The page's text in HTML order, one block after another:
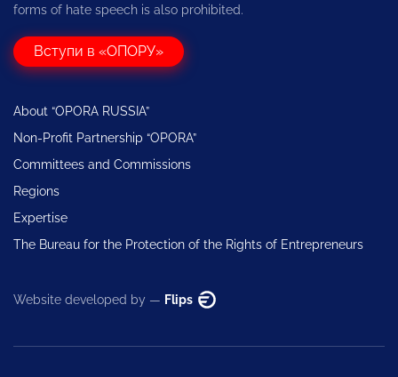
forms of hate speech is also prohibited.
Вступи в «ОПОРУ»
About “OPORA RUSSIA”
Non-Profit Partnership “OPORA”
Committees and Commissions
Regions
Expertise
The Bureau for the Protection of the Rights of Entrepreneurs
Website developed by — Flips